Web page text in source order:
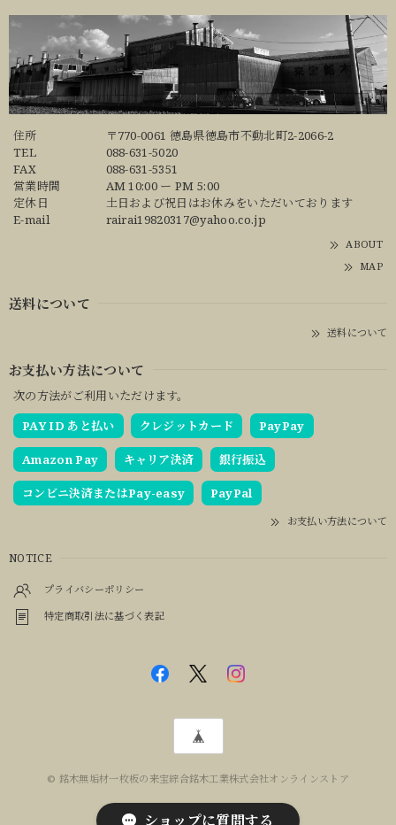
住所
〒770-0061 徳島県徳島市不動北町2-2066-2
TEL
088-631-5020
FAX
088-631-5351
営業時間
AM 10:00 ー PM 5:00
定休日
土日および祝日はお休みをいただいております
E-mail
rairai19820317@yahoo.co.jp
ABOUT
MAP
送料について
送料について
お支払い方法について
次の方法がご利用いただけます。
PAY ID あと払い
クレジットカード PayPay
Amazon Pay キャリア決済 銀行振込
コンビニ決済またはPay-easy PayPal
お支払い方法について
NOTICE
プライバシーポリシー
特定商取引法に基づく表記
© 銘木無垢材一枚板の来宝綜合銘木工業株式会社オンラインストア
ショップに質問する